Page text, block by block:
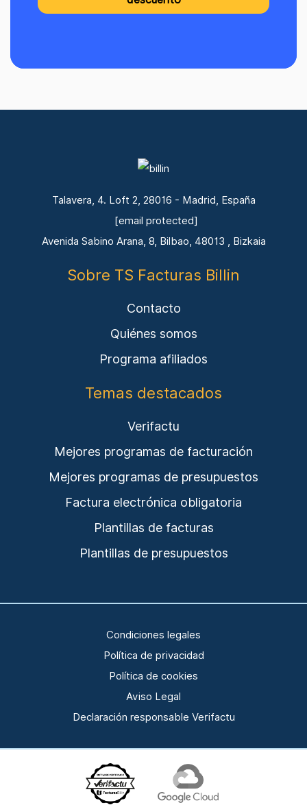
Talavera, 4. Loft 2, 28016 - Madrid, España
[email protected]
Avenida Sabino Arana, 8, Bilbao, 48013 , Bizkaia
Sobre TS Facturas Billin
Contacto
Quiénes somos
Programa afiliados
Temas destacados
Verifactu
Mejores programas de facturación
Mejores programas de presupuestos
Factura electrónica obligatoria
Plantillas de facturas
Plantillas de presupuestos
Condiciones legales
Política de privacidad
Política de cookies
Aviso Legal
Declaración responsable Verifactu